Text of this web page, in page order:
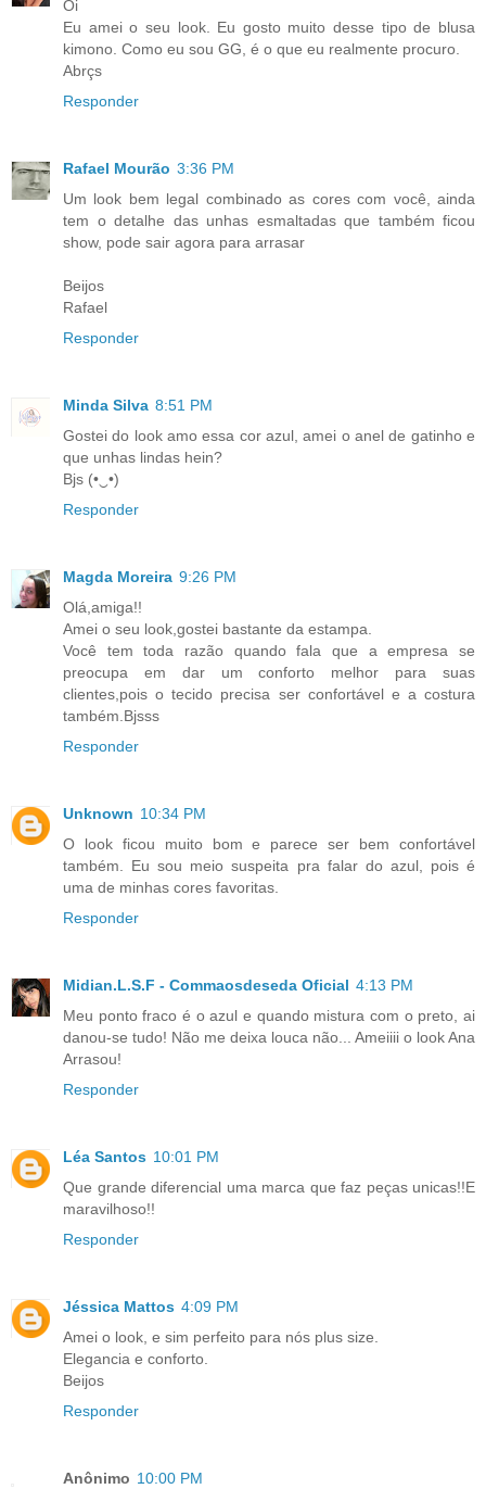
Oi
Eu amei o seu look. Eu gosto muito desse tipo de blusa
kimono. Como eu sou GG, é o que eu realmente procuro.
Abrçs
Responder
Rafael Mourão 3:36 PM
Um look bem legal combinado as cores com você, ainda
tem o detalhe das unhas esmaltadas que também ficou
show, pode sair agora para arrasar
Beijos
Rafael
Responder
Minda Silva 8:51 PM
Gostei do look amo essa cor azul, amei o anel de gatinho e
que unhas lindas hein?
Bjs (•‿•)
Responder
Magda Moreira 9:26 PM
Olá,amiga!!
Amei o seu look,gostei bastante da estampa.
Você tem toda razão quando fala que a empresa se
preocupa em dar um conforto melhor para suas
clientes,pois o tecido precisa ser confortável e a costura
também.Bjsss
Responder
Unknown 10:34 PM
O look ficou muito bom e parece ser bem confortável
também. Eu sou meio suspeita pra falar do azul, pois é
uma de minhas cores favoritas.
Responder
Midian.L.S.F - Commaosdeseda Oficial 4:13 PM
Meu ponto fraco é o azul e quando mistura com o preto, ai
danou-se tudo! Não me deixa louca não... Ameiiii o look Ana
Arrasou!
Responder
Léa Santos 10:01 PM
Que grande diferencial uma marca que faz peças unicas!!E
maravilhoso!!
Responder
Jéssica Mattos 4:09 PM
Amei o look, e sim perfeito para nós plus size.
Elegancia e conforto.
Beijos
Responder
Anônimo 10:00 PM